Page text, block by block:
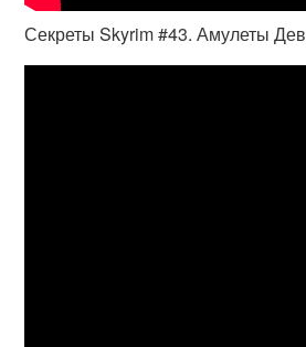
Секреты Skyrim #43. Амулеты